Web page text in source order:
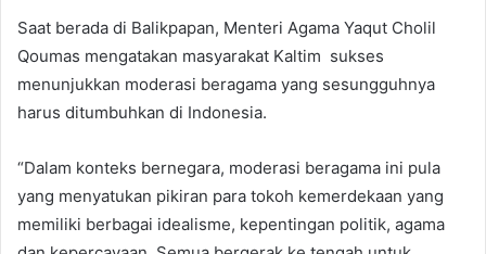
Saat berada di Balikpapan, Menteri Agama Yaqut Cholil
Qoumas mengatakan masyarakat Kaltim sukses
menunjukkan moderasi beragama yang sesungguhnya
harus ditumbuhkan di Indonesia.
“Dalam konteks bernegara, moderasi beragama ini pula
yang menyatukan pikiran para tokoh kemerdekaan yang
memiliki berbagai idealisme, kepentingan politik, agama